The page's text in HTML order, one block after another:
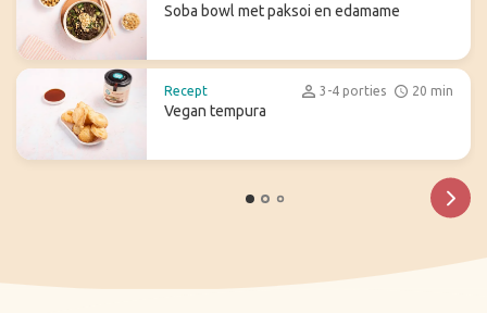
Soba bowl met paksoi en edamame
Recept 3-4 porties 20 min
Vegan tempura